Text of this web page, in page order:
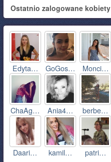
Ostatnio zalogowane kobiety
Edyta… GoGos… Monci…
ChaAg… Ania4… berbe…
Daari… kamil… patri…